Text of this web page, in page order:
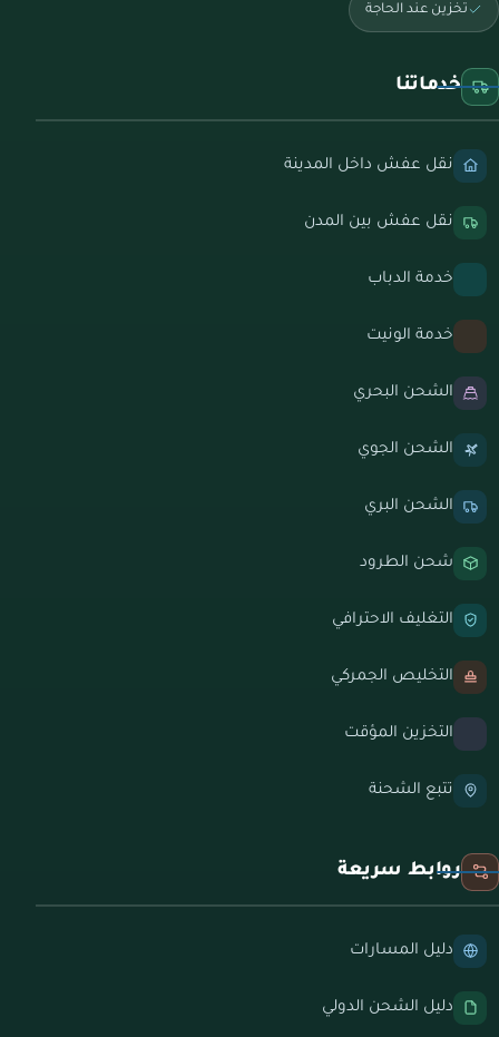
تخزين عند الحاجة
خدماتنا
نقل عفش داخل المدينة
نقل عفش بين المدن
خدمة الدباب
خدمة الونيت
الشحن البحري
الشحن الجوي
الشحن البري
شحن الطرود
التغليف الاحترافي
التخليص الجمركي
التخزين المؤقت
تتبع الشحنة
روابط سريعة
دليل المسارات
دليل الشحن الدولي